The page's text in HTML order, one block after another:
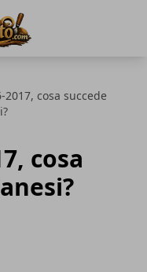
2017, cosa succede
cosa